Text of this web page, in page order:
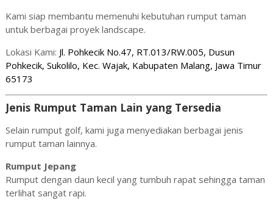
Kami siap membantu memenuhi kebutuhan rumput taman
untuk berbagai proyek landscape.
Lokasi Kami: Jl. Pohkecik No.47, RT.013/RW.005, Dusun
Pohkecik, Sukolilo, Kec. Wajak, Kabupaten Malang, Jawa Timur
65173
Jenis Rumput Taman Lain yang Tersedia
Selain rumput golf, kami juga menyediakan berbagai jenis
rumput taman lainnya.
Rumput Jepang
Rumput dengan daun kecil yang tumbuh rapat sehingga taman
terlihat sangat rapi.